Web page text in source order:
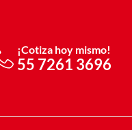
¡Cotiza hoy mismo!
55 7261 3696